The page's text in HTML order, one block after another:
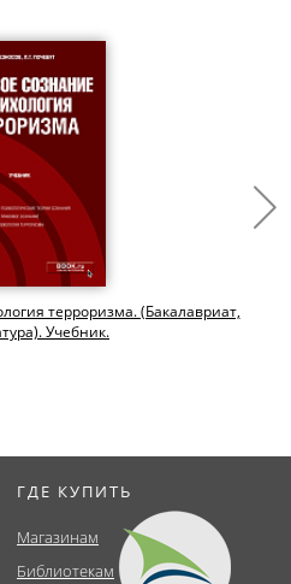
терроризма. (Бакалавриат,
Учебник.
ГДЕ КУПИТЬ
Магазинам
Библиотекам